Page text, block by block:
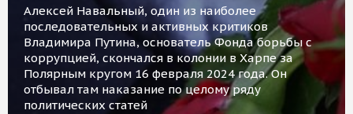
Алексей Навальный, один из наиболее
последовательных и активных критиков
Владимира Путина, основатель Фонда борьбы с
коррупцией, скончался в колонии в Харпе за
Полярным кругом 16 февраля 2024 года. Он
отбывал там наказание по целому ряду
политических статей